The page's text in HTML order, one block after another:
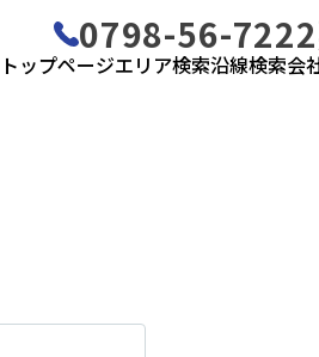
0798-56-7222
トップページエリア検索沿線検索会